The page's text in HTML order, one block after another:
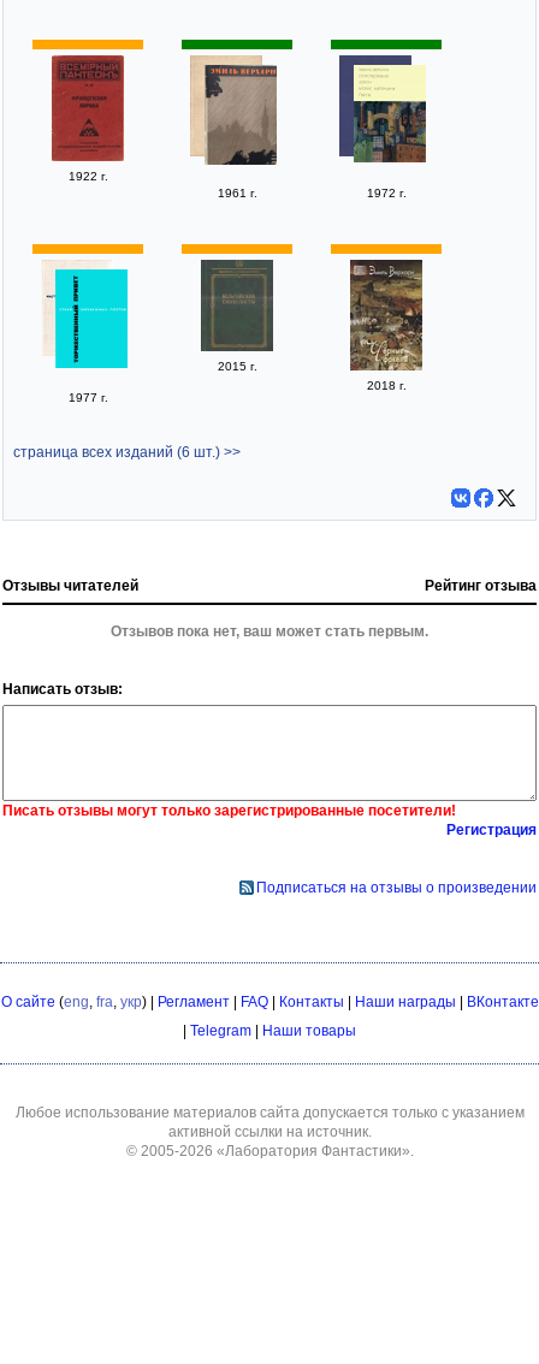
1922 г.
1961 г.
1972 г.
1977 г.
2015 г.
2018 г.
страница всех изданий (6 шт.) >>
Отзывы читателей Рейтинг отзыва
Отзывов пока нет, ваш может стать первым.
Написать отзыв:
Писать отзывы могут только зарегистрированные посетители!
Регистрация
Подписаться на отзывы о произведении
О сайте (eng fra укр) | Регламент| FAQ| Контакты | Наши награды | ВКонтакте
| Telegram | Наши товары
Любое использование материалов сайта допускается только с указанием
активной ссылки на источник.
© 2005-2026 «Лаборатория Фантастики»